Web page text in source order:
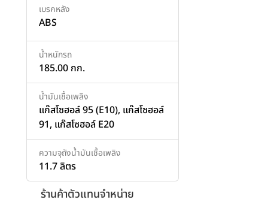
เบรคหลัง
ABS
น้ำหนักรถ
185.00 กก.
น้ำมันเชื้อเพลิง
แก๊สโซฮอล์ 95 (E10), แก๊สโซฮอล์
91, แก๊สโซฮอล์ E20
ความจุถังน้ำมันเชื้อเพลิง
11.7 ลิตร
ร้านค้าตัวแทนจำหน่าย